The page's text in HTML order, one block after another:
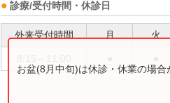
診療/受付時間・休診日
外来受付時間 月 火
お盆(8月中旬)は休診・休業の場合